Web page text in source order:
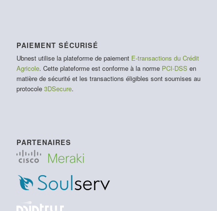
PAIEMENT SÉCURISÉ
Ubnest utilise la plateforme de paiement E-transactions du Crédit
Agricole. Cette plateforme est conforme à la norme PCI-DSS en
matière de sécurité et les transactions éligibles sont soumises au
protocole 3DSecure.
PARTENAIRES